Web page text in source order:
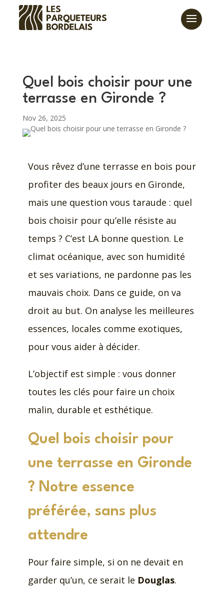
Quel bois choisir pour une
terrasse en Gironde ?
Nov 26, 2025
Vous rêvez d’une terrasse en bois pour
profiter des beaux jours en Gironde,
mais une question vous taraude : quel
bois choisir pour qu’elle résiste au
temps ? C’est LA bonne question. Le
climat océanique, avec son humidité
et ses variations, ne pardonne pas les
mauvais choix. Dans ce guide, on va
droit au but. On analyse les meilleures
essences, locales comme exotiques,
pour vous aider à décider.
L’objectif est simple : vous donner
toutes les clés pour faire un choix
malin, durable et esthétique.
Quel bois choisir pour
une terrasse en Gironde
? Notre essence
préférée, sans plus
attendre
Pour faire simple, si on ne devait en
garder qu’un, ce serait le Douglas.